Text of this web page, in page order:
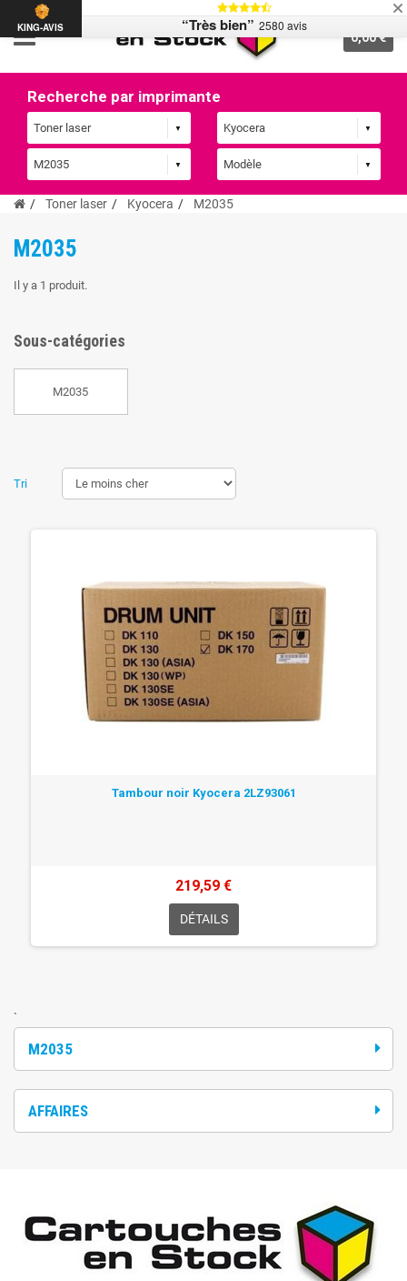
0,00 €
Recherche par imprimante
Toner laser Kyocera M2035
`
M2035
AFFAIRES
M2035
Il y a 1 produit.
Sous-catégories
M2035
Tri
Tambour noir Kyocera 2LZ93061
219,59 €
DÉTAILS
KING-AVIS “Très bien” 2580 avis